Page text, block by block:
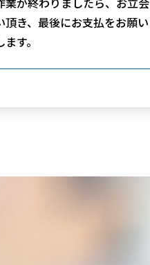
頂き、最後にお支払をお願い
ます。